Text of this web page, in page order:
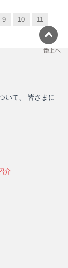
9 10
11
いて、 皆さまに
介